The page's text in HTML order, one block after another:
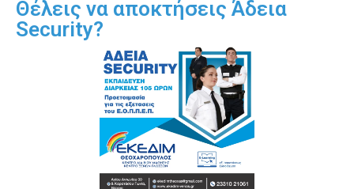
Θέλεις να αποκτήσεις Άδεια
Security?